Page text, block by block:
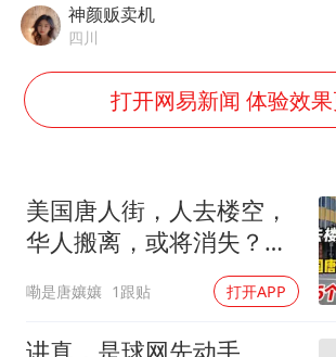
浙江台州《告全
香港宏福苑火灾
多个明星演唱会
神颜贩卖机
四川
打开网易新闻 体验效
美国唐人街，人去楼空，
华人搬离，或将消失？谈
嘞是唐孃孃 1跟贴 打开APP